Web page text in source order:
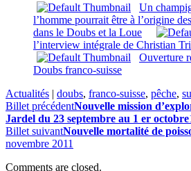
Un
l’homme pourrait être à l’origine
dans le Doubs et la Loue
l’interview intégrale de Christian
Ouverture
Doubs franco-suisse
Actualités | doubs, franco-suisse, pêche,
Billet précédentNouvelle mission
Jardel du 23 septembre au 1 er octobre
Billet suivantNouvelle mortalité de
novembre 2011
Comments are closed.